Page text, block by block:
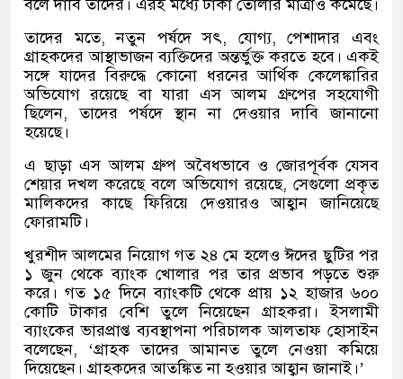
বলে দাবি তাদের। এরই মধ্যে টাকা তোলার মাত্রাও কমেছে।
তাদের মতে, নতুন পর্ষদে সৎ, যোগ্য, পেশাদার এবং
গ্রাহকদের আস্থাভাজন ব্যক্তিদের অন্তর্ভুক্ত করতে হবে। একই
সঙ্গে যাদের বিরুদ্ধে কোনো ধরনের আর্থিক কেলেঙ্কারির
অভিযোগ রয়েছে বা যারা এস আলম গ্রুপের সহযোগী
ছিলেন, তাদের পর্ষদে স্থান না দেওয়ার দাবি জানানো
হয়েছে।
এ ছাড়া এস আলম গ্রুপ অবৈধভাবে ও জোরপূর্বক যেসব
শেয়ার দখল করেছে বলে অভিযোগ রয়েছে, সেগুলো প্রকৃত
মালিকদের কাছে ফিরিয়ে দেওয়ারও আহ্বান জানিয়েছে
ফোরামটি।
খুরশীদ আলমের নিয়োগ গত ২৪ মে হলেও ঈদের ছুটির পর
১ জুন থেকে ব্যাংক খোলার পর তার প্রভাব পড়তে শুরু
করে। গত ১৫ দিনে ব্যাংকটি থেকে প্রায় ১২ হাজার ৬০০
কোটি টাকার বেশি তুলে নিয়েছেন গ্রাহকরা। ইসলামী
ব্যাংকের ভারপ্রাপ্ত ব্যবস্থাপনা পরিচালক আলতাফ হোসাইন
বলেছেন, ‘গ্রাহক তাদের আমানত তুলে নেওয়া কমিয়ে
দিয়েছেন। গ্রাহকদের আতঙ্কিত না হওয়ার আহ্বান জানাই।’